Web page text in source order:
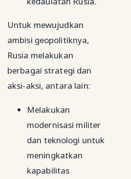
Untuk mewujudkan
ambisi geopolitiknya,
Rusia melakukan
berbagai strategi dan
aksi-aksi, antara lain:
Melakukan
modernisasi militer
dan teknologi untuk
meningkatkan
kapabilitas